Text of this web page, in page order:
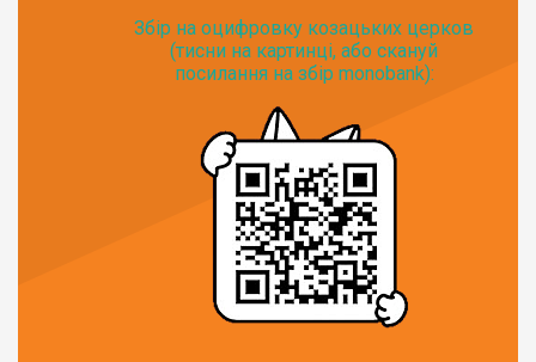
Збір на оцифровку козацьких церков
(тисни на картинці, або скануй
посилання на збір monobank):